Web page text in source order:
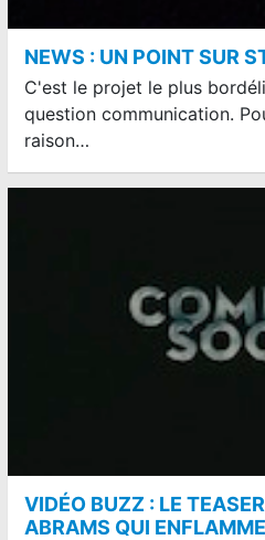
NEWS : UN POINT SUR
C'est le projet le plus
question communication.
raison…
VIDÉO BUZZ : LE
ABRAMS QUI